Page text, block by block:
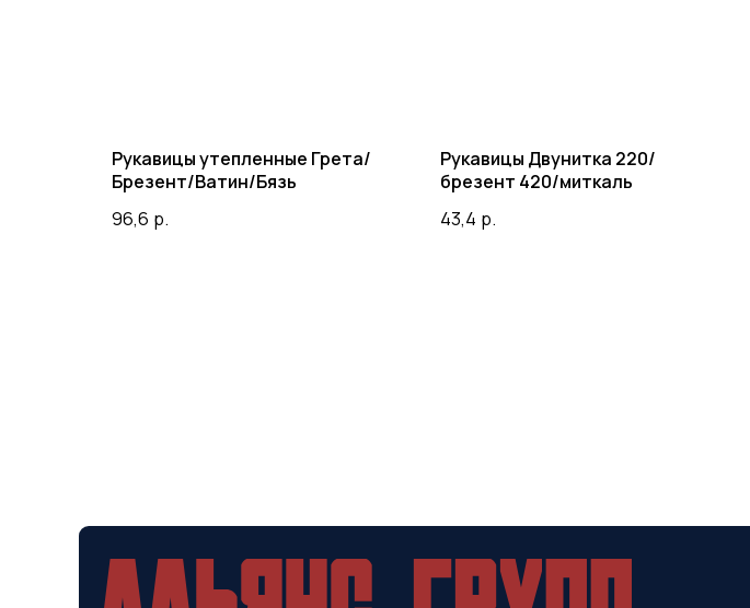
Рукавицы утепленные Грета/
Брезент/Ватин/Бязь
96,6 р.
Рукавицы Двунитка 220/
брезент 420/миткаль
43,4 р.